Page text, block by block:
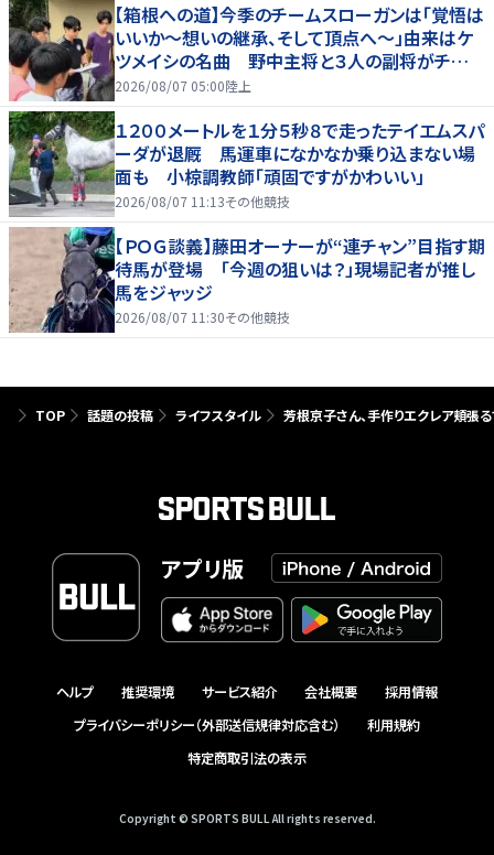
【箱根への道】今季のチームスローガンは「覚悟は
いいか～想いの継承、そして頂点へ～」由来はケ
ツメイシの名曲 野中主将と３人の副将がチーム
を引っ張る…夏合宿特集第１弾、国学院大
2026/08/07 05:00陸上
１２００メートルを１分５秒８で走ったテイエムスパ
ーダが退厩 馬運車になかなか乗り込まない場
面も 小椋調教師「頑固ですがかわいい」
2026/08/07 11:13その他競技
【ＰＯＧ談義】藤田オーナーが“連チャン”目指す期
待馬が登場 「今週の狙いは？」現場記者が推し
馬をジャッジ
2026/08/07 11:30その他競技
TOP 話題の投稿 ライフスタイル 芳根京子さん、手作りエクレア頬張
アプリ版
ヘルプ 推奨環境 サービス紹介 会社概要
採用情報
プライバシーポリシー（外部送信規律対応含む）
利用規約
特定商取引法の表示
Copyright © SPORTS BULL All rights reserved.